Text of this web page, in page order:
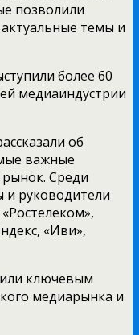
позволили
актуальные темы и
более 60
медиаиндустрии
об
важные
Среди
и руководители
«Иви»,
ключевым
медиарынка и